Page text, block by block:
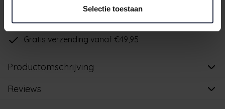
Selectie toestaan
Ruim aanbod badtextiel
Verzending binnen 24 uur indien voorradig
Gratis verzending vanaf €49,95
Productomschrijving
Reviews